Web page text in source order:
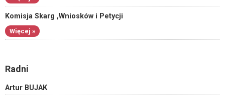
Komisja Skarg ,Wniosków i Petycji
Więcej »
Radni
Artur BUJAK